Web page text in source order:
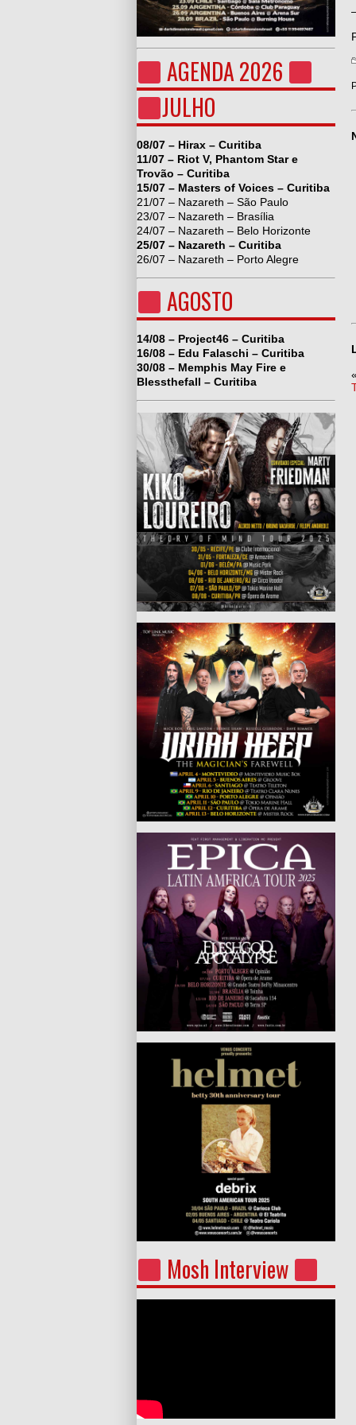
AGENDA 2026
JULHO
08/07 – Hirax – Curitiba
11/07 – Riot V, Phantom Star e
Trovão – Curitiba
15/07 – Masters of Voices – Curitiba
21/07 – Nazareth – São Paulo
23/07 – Nazareth – Brasília
24/07 – Nazareth – Belo Horizonte
25/07 – Nazareth – Curitiba
26/07 – Nazareth – Porto Alegre
AGOSTO
14/08 – Project46 – Curitiba
16/08 – Edu Falaschi – Curitiba
30/08 – Memphis May Fire e
Blessthefall – Curitiba
Mosh Interview